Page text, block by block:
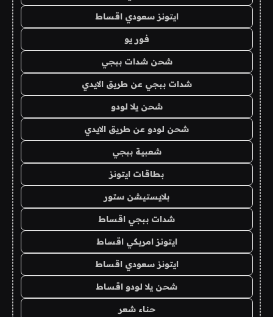
ايتونز سعودي اقساط
فور يو
شحن شدات ببجي
شدات ببجي عن طريق الايدي
شحن يلا لودو
شحن لودو عن طريق الايدي
شعبية ببجي
بطاقات ايتونز
بلايستيشن ستور
شدات ببجي اقساط
ايتونز امريكي اقساط
ايتونز سعودي اقساط
شحن يلا لودو اقساط
حناء شعر